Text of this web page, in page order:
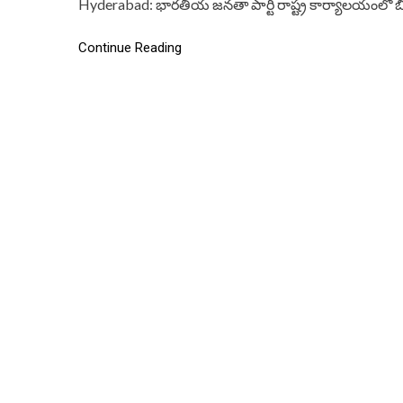
Hyderabad: భారతీయ జనతా పార్టీ రాష్ట్ర కార్యాలయంలో
Continue Reading